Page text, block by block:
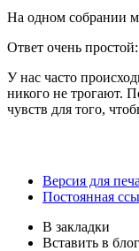
На одном собрании
Ответ очень
У нас часто
никого не трогают.
чувств для того,
Версия для
Постоянная
В закладки
Вставить в блог